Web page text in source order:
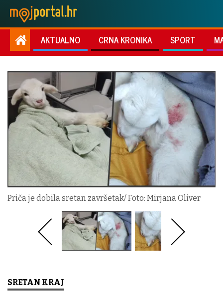
AKTUALNO CRNA KRONIKA SPORT
Priča je dobila sretan završetak/ Foto: Mirjana Oliver
SRETAN KRAJ